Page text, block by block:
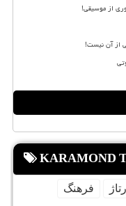
از موسیقی!
از آن نیست!
KARAMOND
فرهنگ